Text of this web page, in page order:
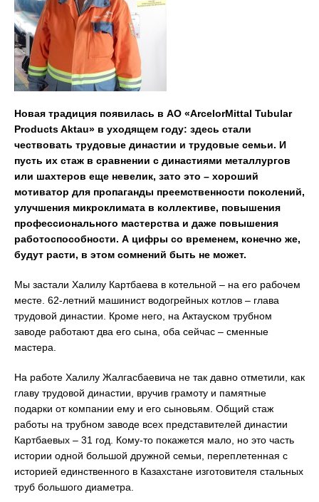
Новая традиция появилась в АО «ArcelorMittal Tubular
Products Aktau» в уходящем году: здесь стали
чествовать трудовые династии и трудовые семьи. И
пусть их стаж в сравнении с династиями металлургов
или шахтеров еще невелик, зато это – хороший
мотиватор для пропаганды преемственности поколений,
улучшения микроклимата в коллективе, повышения
профессионального мастерства и даже повышения
работоспособности. А цифры со временем, конечно же,
будут расти, в этом сомнений быть не может.
Мы застали Халилу Картбаева в котельной – на его рабочем
месте. 62-летний машинист водогрейных котлов – глава
трудовой династии. Кроме него, на Актауском трубном
заводе работают два его сына, оба сейчас – сменные
мастера.
На работе Халилу Жалгасбаевича не так давно отметили, как
главу трудовой династии, вручив грамоту и памятные
подарки от компании ему и его сыновьям. Общий стаж
работы на трубном заводе всех представителей династии
Картбаевых – 31 год. Кому-то покажется мало, но это часть
истории одной большой дружной семьи, переплетенная с
историей единственного в Казахстане изготовителя стальных
труб большого диаметра.